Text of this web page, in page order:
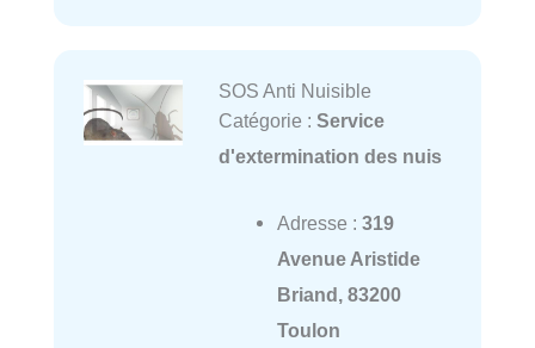
SOS Anti Nuisible
Catégorie : Service
d'extermination des nuis
Adresse : 319
Avenue Aristide
Briand, 83200
Toulon